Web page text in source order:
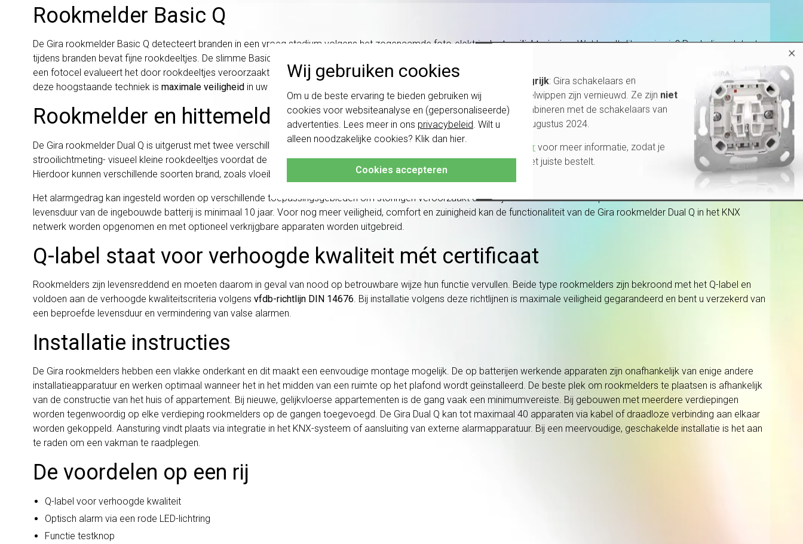
Wij gebruiken cookies
Om u de beste ervaring te bieden gebruiken wij
cookies voor websiteanalyse en (gepersonaliseerde)
advertenties. Lees meer in ons privacybeleid . Wilt u
alleen noodzakelijke cookies? Klik dan hier
Cookies accepteren
Rookmelder Basic Q
De Gira rookmelder Basic Q detecteert branden in een vroeg stadium volgens het zogenaamde foto-elektrischstrooilichtprincipe. Wat houdt dit precies in? Rook die ontstaat
tijdens branden bevat fijne rookdeeltjes. De slimme Basic Q rookmelder meet de dichtheid van deze rookdeeltjes. Een diode in het apparaat zendt continu lichtsignalen uit en
een fotocel evalueert het door rookdeeltjes veroorzaakte strooilicht. Het alarm gaat af zodra de concentratie van het strooilicht een bepaalde drempelwaarde overschrijdt. Met
deze hoogstaande techniek is maximale veiligheid in uw leef- of werkomgeving gegarandeerd.
Rookmelder en hittemelder Dual Q
De Gira rookmelder Dual Q is uitgerust met twee verschillende branddetectiemethoden en zorgt daarmee voor dubbele veiligheid. Het herkent ten eerste –door middel van
strooilichtmeting- visueel kleine rookdeeltjes voordat de situatie gevaarlijk wordt voor mensen. Bovendien meten warmtesensoren de temperatuurveranderingen in de ruimte.
Hierdoor kunnen verschillende soorten brand, zoals vloeibare brand, nog sneller en betrouwbaarder worden gedetecteerd.
Het alarmgedrag kan ingesteld worden op verschillende toepassingsgebieden om storingen veroorzaakt door bijvoorbeeld keukendampen en stof te voorkomen. De
levensduur van de ingebouwde batterij is minimaal 10 jaar. Voor nog meer veiligheid, comfort en zuinigheid kan de functionaliteit van de Gira rookmelder Dual Q in het KNX
netwerk worden opgenomen en met optioneel verkrijgbare apparaten worden uitgebreid.
Q-label staat voor verhoogde kwaliteit mét certificaat
Rookmelders zijn levensreddend en moeten daarom in geval van nood op betrouwbare wijze hun functie vervullen. Beide type rookmelders zijn bekroond met het Q-label en
voldoen aan de verhoogde kwaliteitscriteria volgens vfdb-richtlijn DIN 14676. Bij installatie volgens deze richtlijnen is maximale veiligheid gegarandeerd en bent u verzekerd van
een beproefde levensduur en vermindering van valse alarmen.
Installatie instructies
De Gira rookmelders hebben een vlakke onderkant en dit maakt een eenvoudige montage mogelijk. De op batterijen werkende apparaten zijn onafhankelijk van enige andere
installatieapparatuur en werken optimaal wanneer het in het midden van een ruimte op het plafond wordt geïnstalleerd. De beste plek om rookmelders te plaatsen is afhankelijk
van de constructie van het huis of appartement. Bij nieuwe, gelijkvloerse appartementen is de gang vaak een minimumvereiste. Bij gebouwen met meerdere verdiepingen
worden tegenwoordig op elke verdieping rookmelders op de gangen toegevoegd. De Gira Dual Q kan tot maximaal 40 apparaten via kabel of draadloze verbinding aan elkaar
worden gekoppeld. Aansturing vindt plaats via integratie in het KNX-systeem of aansluiting van externe alarmapparatuur. Bij een meervoudige, geschakelde installatie is het aan
te raden om een vakman te raadplegen.
De voordelen op een rij
Q-label voor verhoogde kwaliteit
Optisch alarm via een rode LED-lichtring
Functie testknop
×
Belangrijk: Gira schakelaars en
schakelwippen zijn vernieuwd. Ze zijn niet
te combineren met de schakelaars van
vóór augustus 2024.
Klik hier voor meer informatie, zodat je
altijd het juiste bestelt.